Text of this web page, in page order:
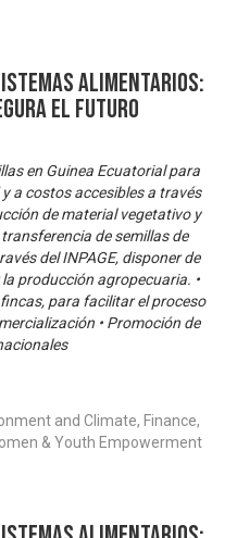
ALIMENTARIOS:
EL FUTURO
en Guinea Ecuatorial para
a costos accesibles a través
de material vegetativo y
de semillas de
del INPAGE, disponer de
producción agropecuaria. •
para facilitar el proceso
• Promoción de
and Climate, Finance,
& Youth Empowerment